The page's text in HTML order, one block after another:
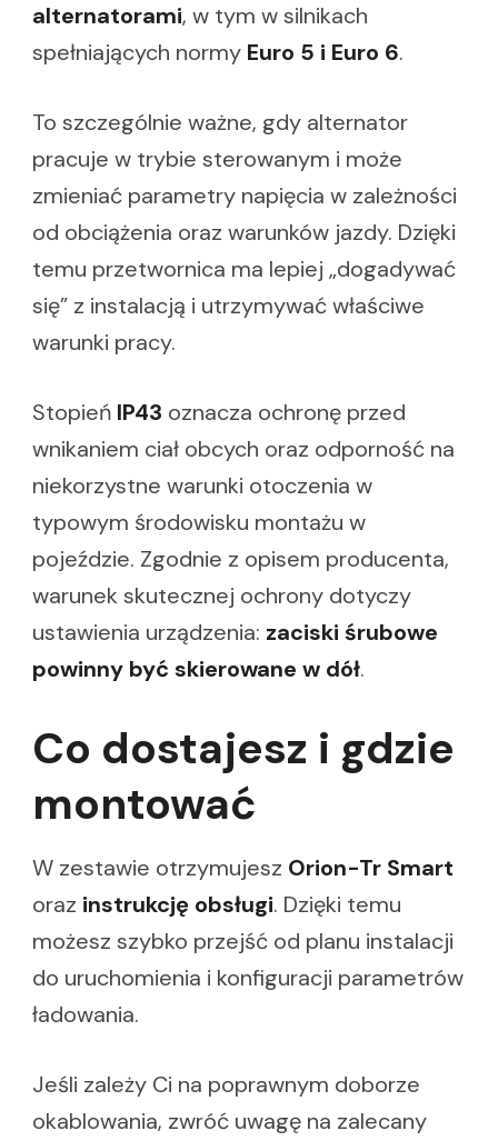
alternatorami, w tym w silnikach
spełniających normy Euro 5 i Euro 6.
To szczególnie ważne, gdy alternator
pracuje w trybie sterowanym i może
zmieniać parametry napięcia w zależności
od obciążenia oraz warunków jazdy. Dzięki
temu przetwornica ma lepiej „dogadywać
się” z instalacją i utrzymywać właściwe
warunki pracy.
Stopień IP43 oznacza ochronę przed
wnikaniem ciał obcych oraz odporność na
niekorzystne warunki otoczenia w
typowym środowisku montażu w
pojeździe. Zgodnie z opisem producenta,
warunek skutecznej ochrony dotyczy
ustawienia urządzenia: zaciski śrubowe
powinny być skierowane w dół.
Co dostajesz i gdzie
montować
W zestawie otrzymujesz Orion-Tr Smart
oraz instrukcję obsługi. Dzięki temu
możesz szybko przejść od planu instalacji
do uruchomienia i konfiguracji parametrów
ładowania.
Jeśli zależy Ci na poprawnym doborze
okablowania, zwróć uwagę na zalecany